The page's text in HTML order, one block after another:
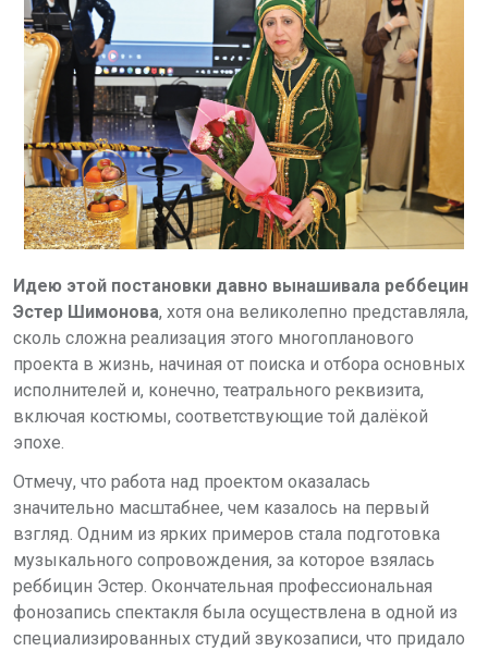
Идею этой постановки давно вынашивала реббецин
Эстер Шимонова, хотя она великолепно представляла,
сколь сложна реализация этого многопланового
проекта в жизнь, начиная от поиска и отбора основных
исполнителей и, конечно, театрального реквизита,
включая костюмы, соответствующие той далёкой
эпохе.
Отмечу, что работа над проектом оказалась
значительно масштабнее, чем казалось на первый
взгляд. Одним из ярких примеров стала подготовка
музыкального сопровождения, за которое взялась
реббицин Эстер. Окончательная профессиональная
фонозапись спектакля была осуществлена в одной из
специализированных студий звукозаписи, что придало